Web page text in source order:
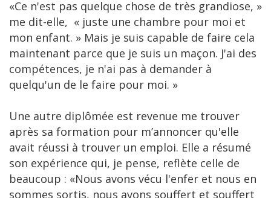
«Ce n'est pas quelque chose de très grandiose, »
me dit-elle, « juste une chambre pour moi et
mon enfant. » Mais je suis capable de faire cela
maintenant parce que je suis un maçon. J'ai des
compétences, je n'ai pas à demander à
quelqu'un de le faire pour moi. »
Une autre diplômée est revenue me trouver
après sa formation pour m’annoncer qu'elle
avait réussi à trouver un emploi. Elle a résumé
son expérience qui, je pense, reflète celle de
beaucoup : «Nous avons vécu l'enfer et nous en
sommes sortis, nous avons souffert et souffert